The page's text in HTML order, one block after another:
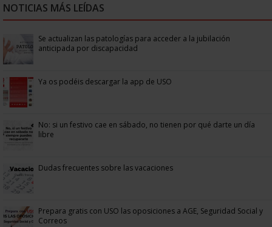
NOTICIAS MÁS LEÍDAS
Se actualizan las patologías para acceder a la jubilación
anticipada por discapacidad
Ya os podéis descargar la app de USO
No: si un festivo cae en sábado, no tienen por qué darte un día
libre
Dudas frecuentes sobre las vacaciones
Prepara gratis con USO las oposiciones a AGE, Seguridad Social y
Correos